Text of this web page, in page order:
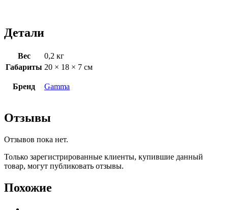
Детали
Вес
0,2 кг
Габариты 20 × 18 × 7 см
Бренд Gamma
Отзывы
Отзывов пока нет.
Только зарегистрированные клиенты, купившие данный
товар, могут публиковать отзывы.
Похожие